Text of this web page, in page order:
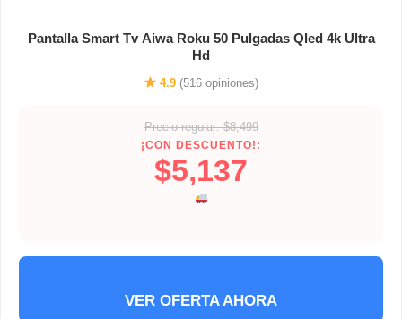
Pantalla Smart Tv Aiwa Roku 50 Pulgadas Qled 4k Ultra
Hd
4.9 (516 opiniones)
Precio regular: $8,499
¡CON DESCUENTO!:
$5,137
VER OFERTA AHORA